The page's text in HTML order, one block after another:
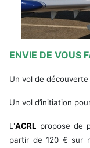
ENVIE DE VOUS
Un vol de
Un vol d’initiation
L'ACRL propose de
partir de 120 € sur